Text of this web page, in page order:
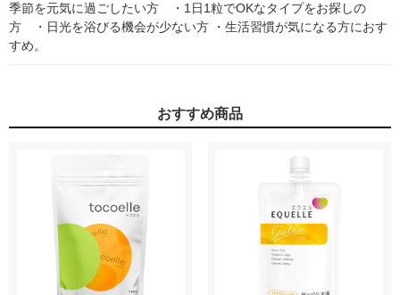
季節を元気に過ごしたい方　・1日1粒でOKなタイプをお探しの
方　・日光を浴びる機会が少ない方 ・生活習慣が気になる方におす
すめ。
おすすめ商品